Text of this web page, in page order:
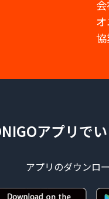
アプリで
アプリのダウンロ